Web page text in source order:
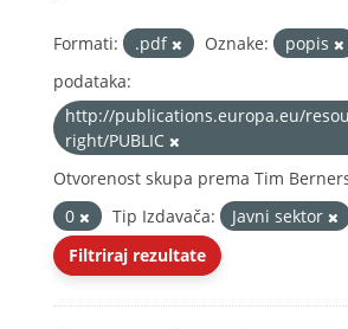
Formati: .pdf Oznake: popis
podataka:
http://publications.europa.eu/
right/PUBLIC
Otvorenost skupa prema Tim
0
Tip Izdavača:
Javni sektor
Filtriraj rezultate